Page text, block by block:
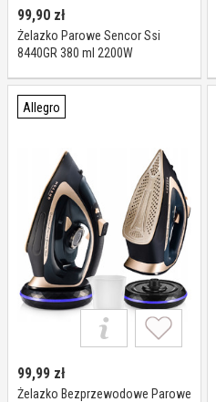
99,90 zł
Żelazko Parowe Sencor Ssi
8440GR 380 ml 2200W
Allegro
99,99 zł
Żelazko Bezprzewodowe Parowe